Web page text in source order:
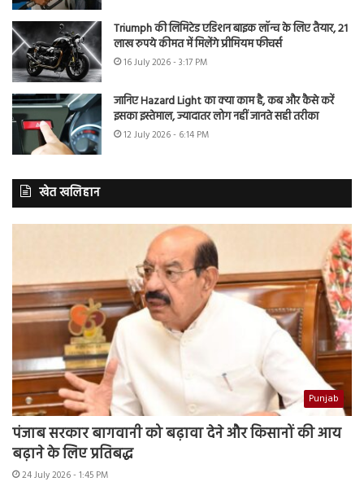
Triumph की लिमिटेड एडिशन बाइक लॉन्च के लिए तैयार, 21
लाख रुपये कीमत में मिलेंगे प्रीमियम फीचर्स
16 July 2026 - 3:17 PM
जानिए Hazard Light का क्या काम है, कब और कैसे करें
इसका इस्तेमाल, ज्यादातर लोग नहीं जानते सही तरीका
12 July 2026 - 6:14 PM
खेत खलिहान
Punjab
पंजाब सरकार बागवानी को बढ़ावा देने और किसानों की आय
बढ़ाने के लिए प्रतिबद्ध
24 July 2026 - 1:45 PM